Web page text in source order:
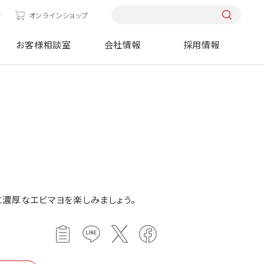
オンラインショップ
お客様相談室 会社情報 採用情報
厚なエビマヨを楽しみましょう。